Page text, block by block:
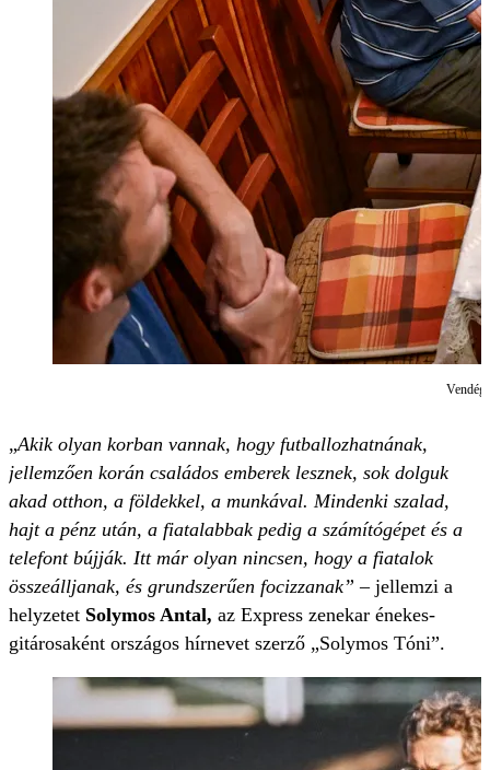
„Akik olyan korban vannak, hogy futballozhatnának,
jellemzően korán családos emberek lesznek, sok dolguk
akad otthon, a földekkel, a munkával. Mindenki szalad,
hajt a pénz után, a fiatalabbak pedig a számítógépet és a
telefont bújják. Itt már olyan nincsen, hogy a fiatalok
összeálljanak, és grundszerűen focizzanak”– jellemzi a
helyzetet Solymos Antal, az Express zenekar énekes-
gitárosaként országos hírnevet szerző „Solymos Tóni”.